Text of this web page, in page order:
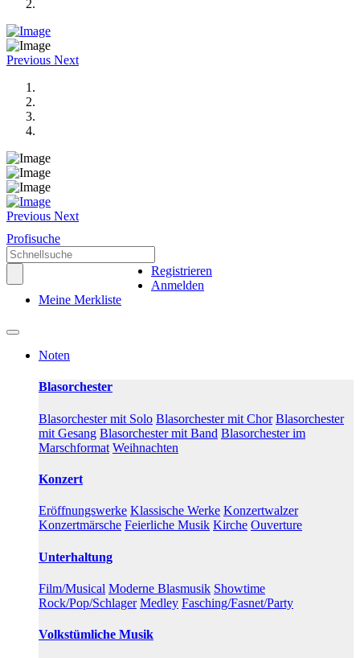
Previous Next
Previous Next
Profisuche
Registrieren
Anmelden
Meine Merkliste
Noten
Blasorchester
Blasorchester mit Solo Blasorchester mit Chor Blasorchester
mit Gesang Blasorchester mit Band Blasorchester im
Marschformat Weihnachten
Konzert
Eröffnungswerke Klassische Werke Konzertwalzer
Konzertmärsche Feierliche Musik Kirche Ouverture
Unterhaltung
Film/Musical Moderne Blasmusik Showtime
Rock/Pop/Schlager Medley Fasching/Fasnet/Party
Volkstümliche Musik